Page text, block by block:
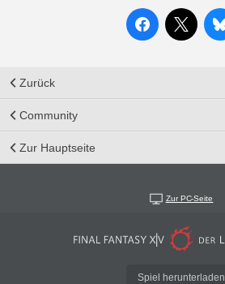
Zurück
Community
Zur Hauptseite
Zur PC-Seite
Spiel herunterladen